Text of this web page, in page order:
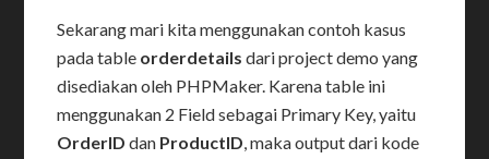
Sekarang mari kita menggunakan contoh kasus
pada table orderdetails dari project demo yang
disediakan oleh PHPMaker. Karena table ini
menggunakan 2 Field sebagai Primary Key, yaitu
OrderID dan ProductID, maka output dari kode